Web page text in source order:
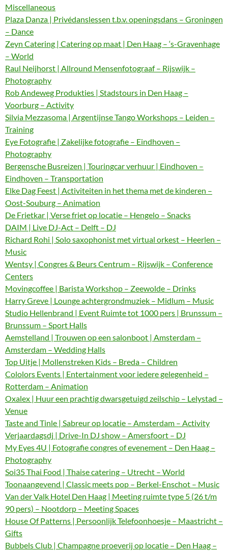
Miscellaneous
Plaza Danza | Privédanslessen t.b.v. openingsdans – Groningen
– Dance
Zeyn Catering | Catering op maat | Den Haag – ‘s-Gravenhage
– World
Raul Neijhorst | Allround Mensenfotograaf – Rijswijk –
Photography
Rob Andeweg Produkties | Stadstours in Den Haag –
Voorburg – Activity
Silvia Mezzasoma | Argentijnse Tango Workshops – Leiden –
Training
Eye Fotografie | Zakelijke fotografie – Eindhoven –
Photography
Bergensche Busreizen | Touringcar verhuur | Eindhoven –
Eindhoven – Transportation
Elke Dag Feest | Activiteiten in het thema met de kinderen –
Oost-Souburg – Animation
De Frietkar | Verse friet op locatie – Hengelo – Snacks
DAIM | Live DJ-Act – Delft – DJ
Richard Rohi | Solo saxophonist met virtual orkest – Heerlen –
Music
Wentsy | Congres & Beurs Centrum – Rijswijk – Conference
Centers
Movingcoffee | Barista Workshop – Zeewolde – Drinks
Harry Greve | Lounge achtergrondmuziek – Midlum – Music
Studio Hellenbrand | Event Ruimte tot 1000 pers | Brunssum –
Brunssum – Sport Halls
Aemstelland | Trouwen op een salonboot | Amsterdam –
Amsterdam – Wedding Halls
Top Uitje | Mollenstreken Kids – Breda – Children
Cololors Events | Entertainment voor iedere gelegenheid –
Rotterdam – Animation
Oxalex | Huur een prachtig dwarsgetuigd zeilschip – Lelystad –
Venue
Taste and Tinle | Sabreur op locatie – Amsterdam – Activity
Verjaardagsdj | Drive-In DJ show – Amersfoort – DJ
My Eyes 4U | Fotografie congres of evenement – Den Haag –
Photography
Soi35 Thai Food | Thaise catering – Utrecht – World
Toonaangevend | Classic meets pop – Berkel-Enschot – Music
Van der Valk Hotel Den Haag | Meeting ruimte type 5 (26 t/m
90 pers) – Nootdorp – Meeting Spaces
House Of Patterns | Persoonlijk Telefoonhoesje – Maastricht –
Gifts
Bubbels Club | Champagne proeverij op locatie – Den Haag –